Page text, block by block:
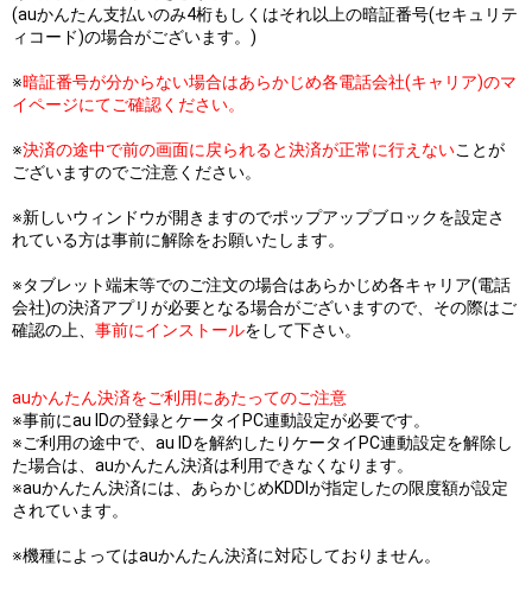
(auかんたん支払いのみ4桁もしくはそれ以上の暗証番号(セキュリテ
ィコード)の場合がございます。)
※暗証番号が分からない場合はあらかじめ各電話会社(キャリア)のマ
イページにてご確認ください。
※決済の途中で前の画面に戻られると決済が正常に行えないことが
ございますのでご注意ください。
※新しいウィンドウが開きますのでポップアップブロックを設定さ
れている方は事前に解除をお願いたします。
※タブレット端末等でのご注文の場合はあらかじめ各キャリア(電話
会社)の決済アプリが必要となる場合がございますので、その際はご
確認の上、 事前にインストールをして下さい。
auかんたん決済をご利用にあたってのご注意
※事前にau IDの登録とケータイPC連動設定が必要です。
※ご利用の途中で、au IDを解約したりケータイPC連動設定を解除し
た場合は、auかんたん決済は利用できなくなります。
※auかんたん決済には、あらかじめKDDIが指定したの限度額が設定
されています。
※機種によってはauかんたん決済に対応しておりません。